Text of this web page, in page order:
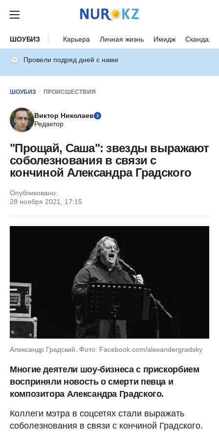
ШОУБИЗ Карьера Личная жизнь Имидж Скандалы
Провели подряд дней с нами
ШОУБИЗ ПРОИСШЕСТВИЯ
Виктор Николаев
Редактор
"Прощай, Саша": звезды выражают
соболезнования в связи с
кончиной Александра Градского
Опубликовано:
28 ноября 2021, 17:15
Александр Градский. Фото: Facebook.com/alexandergradsky
Многие деятели шоу-бизнеса с прискорбием
восприняли новость о смерти певца и
композитора Александра Градского.
Коллеги мэтра в соцсетях стали выражать
соболезнования в связи с кончиной Градского.